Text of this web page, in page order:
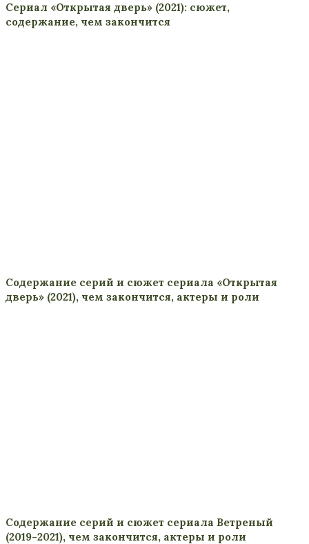
Сериал «Открытая дверь» (2021): сюжет,
содержание, чем закончится
Содержание серий и сюжет сериала «Открытая
дверь» (2021), чем закончится, актеры и роли
Содержание серий и сюжет сериала Ветреный
(2019-2021), чем закончится, актеры и роли